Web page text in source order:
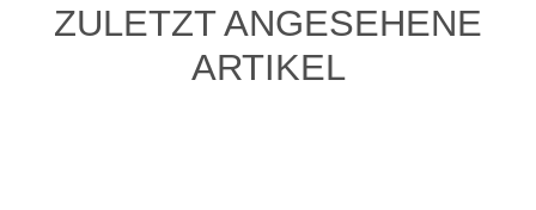
ZULETZT ANGESEHENE
ARTIKEL